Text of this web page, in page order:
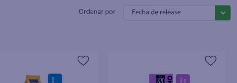
Fecha de release